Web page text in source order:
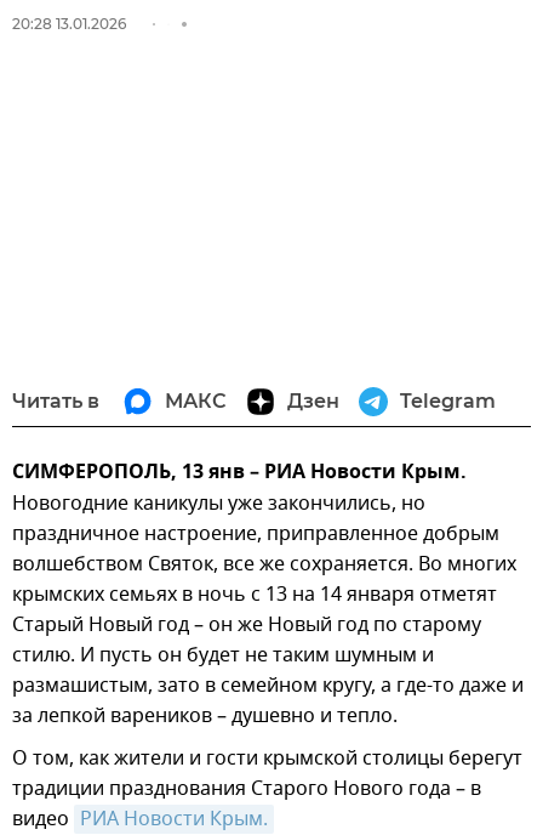
20:28 13.01.2026
Читать в МАКС Дзен Telegram
СИМФЕРОПОЛЬ, 13 янв – РИА Новости Крым.
Новогодние каникулы уже закончились, но
праздничное настроение, приправленное добрым
волшебством Святок, все же сохраняется. Во многих
крымских семьях в ночь с 13 на 14 января отметят
Старый Новый год – он же Новый год по старому
стилю. И пусть он будет не таким шумным и
размашистым, зато в семейном кругу, а где-то даже и
за лепкой вареников – душевно и тепло.
О том, как жители и гости крымской столицы берегут
традиции празднования Старого Нового года – в
видео РИА Новости Крым.